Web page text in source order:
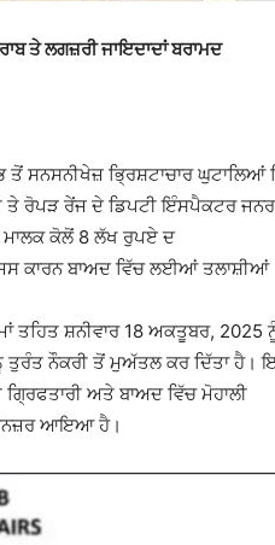
ਤੇ ਲਗਜ਼ਰੀ ਜਾਇਦਾਦਾਂ ਬਰਾਮਦ
ਸਨਸਨੀਖੇਜ਼ ਭ੍ਰਿਸ਼ਟਾਚਾਰ ਘੁਟਾਲਿਆਂ
ਤੇ ਰੋਪੜ ਰੇਂਜ ਦੇ ਡਿਪਟੀ ਇੰਸਪੈਕਟਰ
ਕੋਲੋਂ 8 ਲੱਖ ਰੁਪਏ ਦ
ਕਾਰਨ ਬਾਅਦ ਵਿੱਚ ਲਈਆਂ ਤਲਾਸ਼ੀਆਂ
ਤਹਿਤ ਸ਼ਨੀਵਾਰ 18 ਅਕਤੂਬਰ, 2025
ਤੁਰੰਤ ਨੌਕਰੀ ਤੋਂ ਮੁਅੱਤਲ ਕਰ ਦਿੱਤਾ ਹੈ।
ਅਤੇ ਬਾਅਦ ਵਿੱਚ ਮੋਹਾਲੀ
ਆਇਆ ਹੈ।